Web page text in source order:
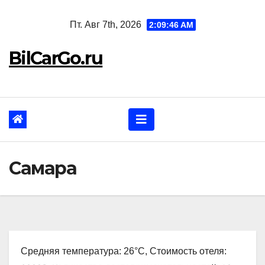
Пт. Авг 7th, 2026 2:09:47 AM
BilCarGo.ru
Самара
Средняя температура: 26°C, Стоимость отеля: